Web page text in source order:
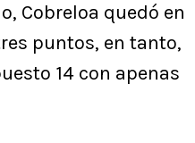
Cobreloa quedó en
puntos, en tanto,
14 con apenas